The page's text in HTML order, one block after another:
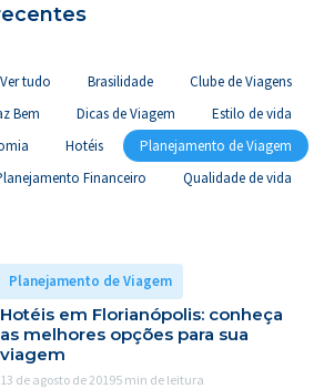
Ver tudo Brasilidade
Clube de Viagens
Bem
Dicas de Viagem
Estilo de vida
Hotéis
Planejamento de Viagem
Financeiro
Qualidade de vida
Planejamento de Viagem
Hotéis em Florianópolis: conheça
as melhores opções para sua
viagem
13 de agosto de 20195 min de leitura